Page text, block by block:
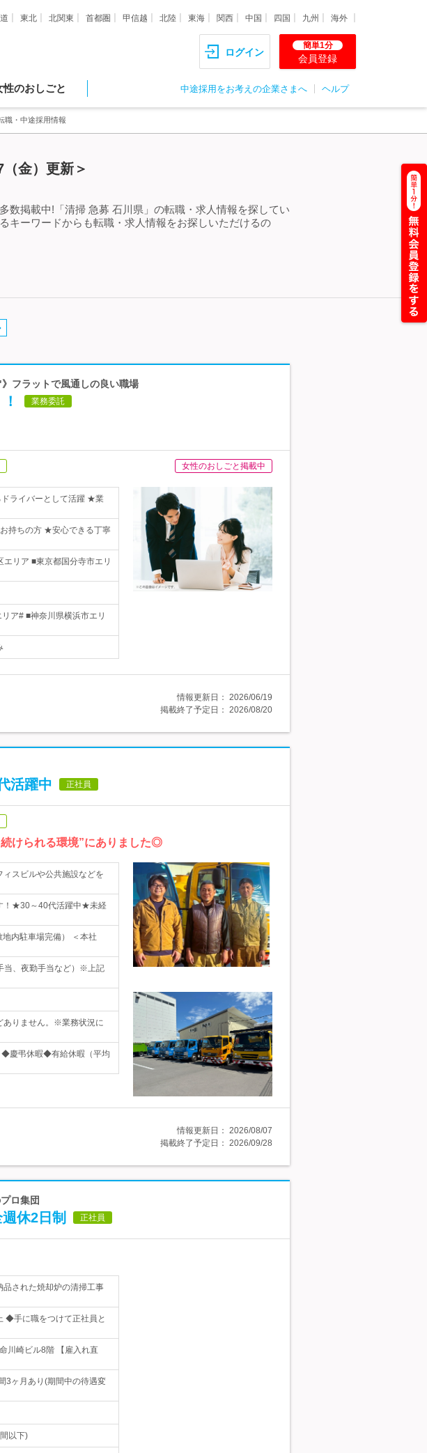
東北 北関東 首都圏 甲信越 北陸 東海 関西 中国 四国 九州 海外
ログイン
簡単1分
会員登録
性のおしごと 中途採用をお考えの企業さまへ ヘルプ
職・中途採用情報
金）更新＞
数掲載中!「清掃 急募 石川県」の転職・求人情報を探してい
キーワードからも転職・求人情報をお探しいただけるの
フラットで風通しの良い職場
業務委託
女性のおしごと掲載中
ドライバーとして活躍 ★業
持ちの方 ★安心できる丁寧
リア ■東京都国分寺市エリ
ア# ■神奈川県横浜市エリ
情報更新日： 2026/06/19
掲載終了予定日： 2026/08/20
活躍中 正社員
けられる環境”にありました◎
スビルや公共施設などを
！★30～40代活躍中★未経
内駐車場完備） ＜本社
当、夜勤手当など）※上記
ありません。※業務状況に
慶弔休暇◆有給休暇（平均
情報更新日： 2026/08/07
掲載終了予定日： 2026/09/28
ロ集団
休2日制 正社員
品された焼却炉の清掃工事
◆手に職をつけて正社員と
川崎ビル8階 【雇入れ直
3ヶ月あり(期間中の待遇変
以下)